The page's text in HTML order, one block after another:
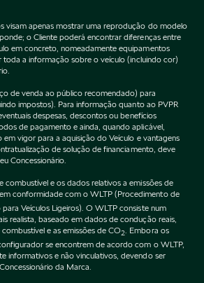
visam apenas mostrar uma reprodução do modelo
o Cliente poderá encontrar diferenças entre
em concreto, nomeadamente equipamentos
a informação sobre o veículo (incluindo cor)
de venda ao público recomendado) para
impostos). Para informação quanto ao PVPR
despesas, descontos ou benefícios
de pagamento e ainda, quando aplicável,
em vigor para a aquisição do Veículo e vantagens
de solução de financiamento, deve
Concessionário.
combustível e os dados relativos a emissões de
conformidade com o WLTP (Procedimento de
Veículos Ligeiros). O WLTP consiste num
realista, baseado em dados de condução reais,
e as emissões de CO2 . Embora os
se encontrem de acordo com o WLTP,
informativos e não vinculativos, devendo ser
da Marca.